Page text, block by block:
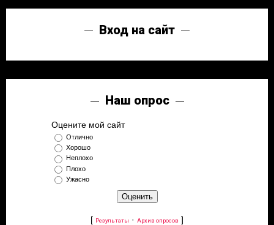
Вход на сайт
Наш опрос
Оцените мой сайт
Отлично
Хорошо
Неплохо
Плохо
Ужасно
[ Результаты · Архив опросов ]